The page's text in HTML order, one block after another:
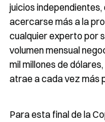
juicios
acercarse más a la
cualquier experto por
volumen mensual
mil millones de
atrae a cada vez más
Para esta final de la